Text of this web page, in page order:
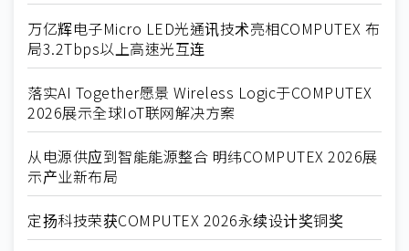
万亿辉电子Micro LED光通讯技术亮相COMPUTEX 布
局3.2Tbps以上高速光互连
落实AI Together愿景 Wireless Logic于COMPUTEX
2026展示全球IoT联网解决方案
从电源供应到智能能源整合 明纬COMPUTEX 2026展
示产业新布局
定扬科技荣获COMPUTEX 2026永续设计奖铜奖